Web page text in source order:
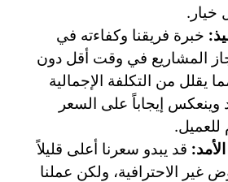
خيار.
خبرة فريقنا وكفاءته في
المشاريع في وقت أقل دون
يقلل من التكلفة الإجمالية
وينعكس إيجاباً على السعر
للعميل.
قد يبدو سعرنا أعلى قليلاً
غير الاحترافية، ولكن عملنا